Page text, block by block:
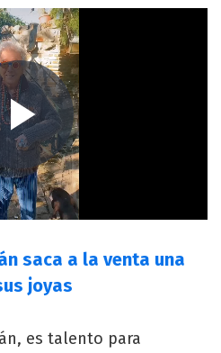
saca a la venta una
joyas
es talento para